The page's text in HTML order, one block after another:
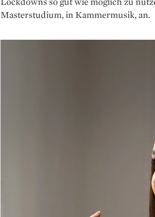
Masterstudium, in Kammermusik, an.